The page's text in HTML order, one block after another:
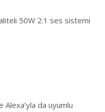
50W 2.1 ses sistemi
da uyumlu